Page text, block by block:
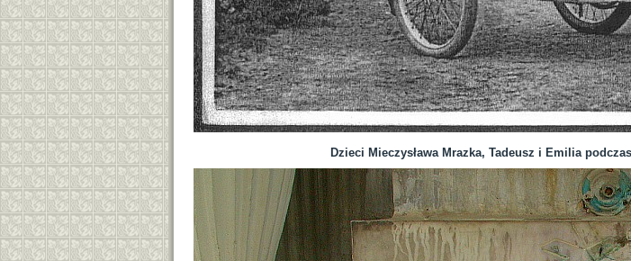
Dzieci Mieczysława Mrazka, Tadeusz i Emilia